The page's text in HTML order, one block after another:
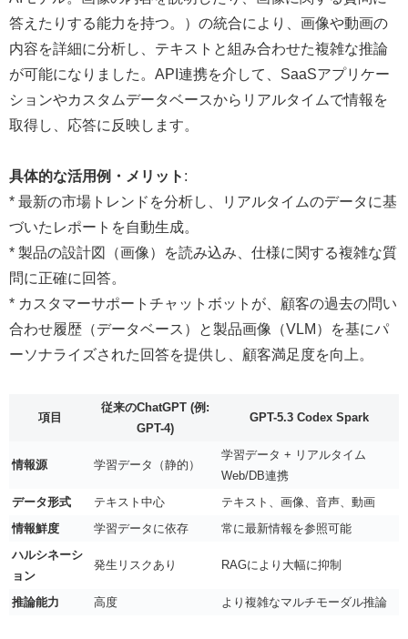
答えたりする能力を持つ。）の統合により、画像や動画の
内容を詳細に分析し、テキストと組み合わせた複雑な推論
が可能になりました。API連携を介して、SaaSアプリケー
ションやカスタムデータベースからリアルタイムで情報を
取得し、応答に反映します。
具体的な活用例・メリット :
* 最新の市場トレンドを分析し、リアルタイムのデータに基
づいたレポートを自動生成。
* 製品の設計図（画像）を読み込み、仕様に関する複雑な質
問に正確に回答。
* カスタマーサポートチャットボットが、顧客の過去の問い
合わせ履歴（データベース）と製品画像（VLM）を基にパ
ーソナライズされた回答を提供し、顧客満足度を向上。
項目
従来のChatGPT (例:
GPT-4)
GPT-5.3 Codex Spark
情報源 学習データ（静的）
学習データ + リアルタイム
Web/DB連携
データ形式
テキスト中心
テキスト、画像、音声、動画
情報鮮度
学習データに依存
常に最新情報を参照可能
ハルシネーシ
ョン
発生リスクあり RAGにより大幅に抑制
推論能力 高度 より複雑なマルチモーダル推論